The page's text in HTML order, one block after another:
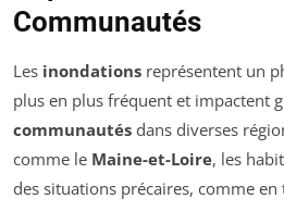
Communautés
Les inondations représentent un
plus en plus fréquent et impactent
communautés dans diverses
comme le Maine-et-Loire, les
des situations précaires, comme en